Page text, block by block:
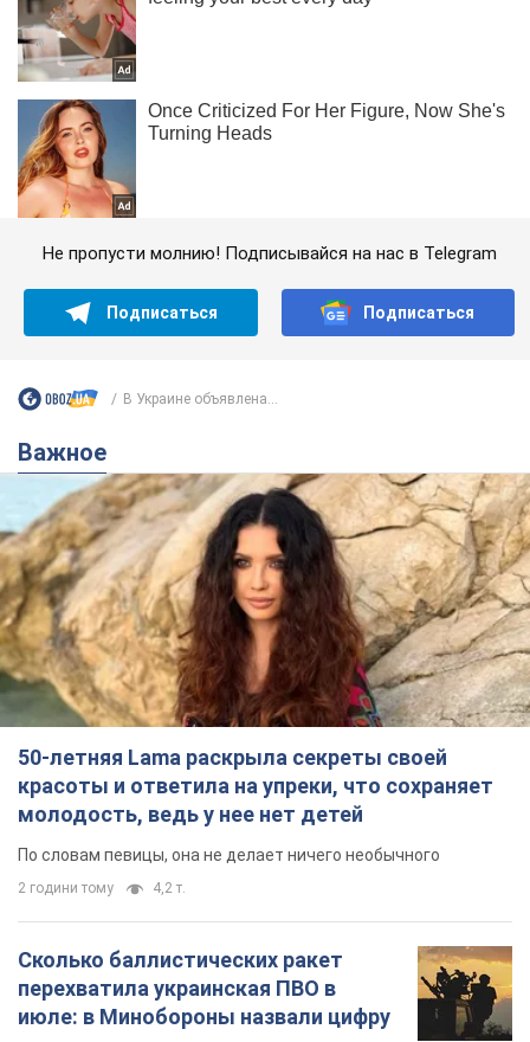
Не пропусти молнию! Подписывайся на нас в Telegram
Подписаться Подписаться
В Украине объявлена...
Важное
50-летняя Lama раскрыла секреты своей
красоты и ответила на упреки, что сохраняет
молодость, ведь у нее нет детей
По словам певицы, она не делает ничего необычного
2 години тому 4,2 т.
Сколько баллистических ракет
перехватила украинская ПВО в
июле: в Минобороны назвали цифру